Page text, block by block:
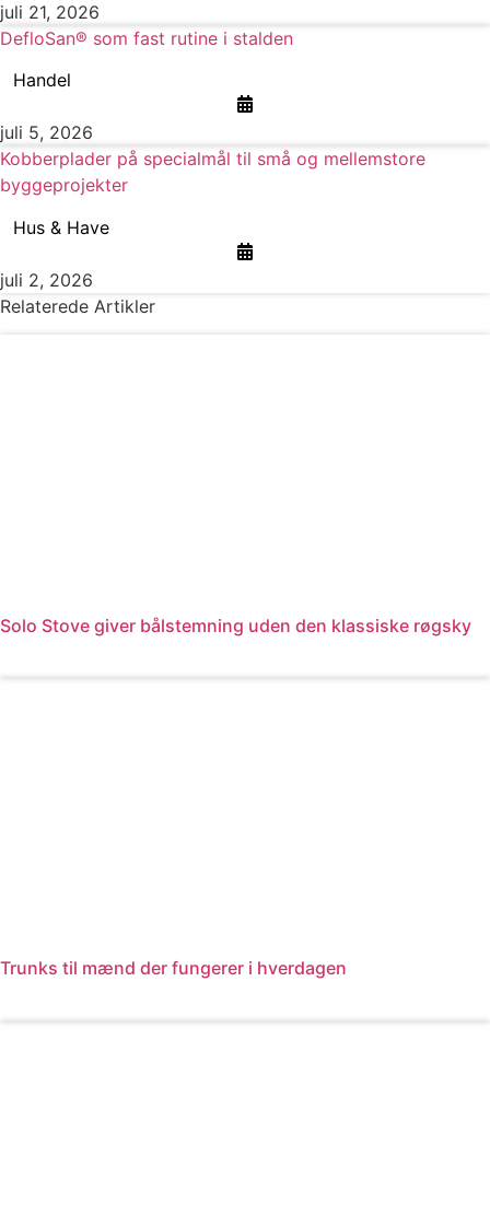
juli 21, 2026
DefloSan® som fast rutine i stalden
Handel
juli 5, 2026
Kobberplader på specialmål til små og mellemstore
byggeprojekter
Hus & Have
juli 2, 2026
Relaterede Artikler
Solo Stove giver bålstemning uden den klassiske røgsky
Trunks til mænd der fungerer i hverdagen